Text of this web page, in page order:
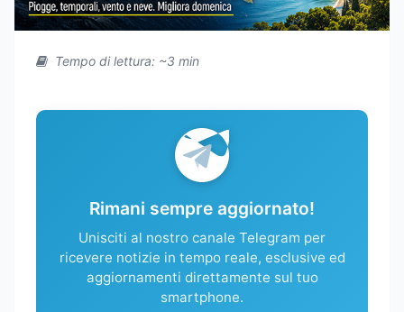
Tempo di lettura: ~3 min
Rimani sempre aggiornato!
Unisciti al nostro canale Telegram per
ricevere notizie in tempo reale, esclusive ed
aggiornamenti direttamente sul tuo
smartphone.